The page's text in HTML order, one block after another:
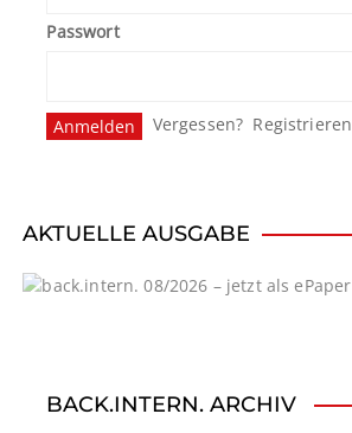
n
i
g
Passwort
Vergessen? Registrieren
AKTUELLE AUSGABE
BACK.INTERN. ARCHIV